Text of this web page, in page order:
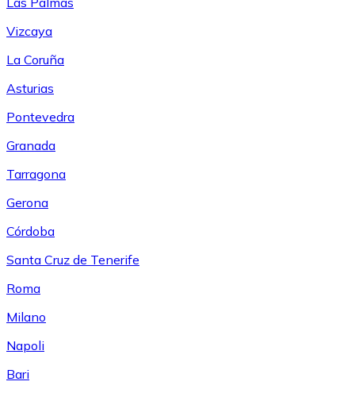
Vizcaya
La Coruña
Asturias
Pontevedra
Granada
Tarragona
Gerona
Córdoba
Santa Cruz de Tenerife
Roma
Milano
Napoli
Bari